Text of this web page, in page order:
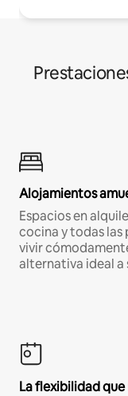
Alojamientos
Espacios en
cocina y todas las
vivir
alternativa ideal a
La flexibilidad